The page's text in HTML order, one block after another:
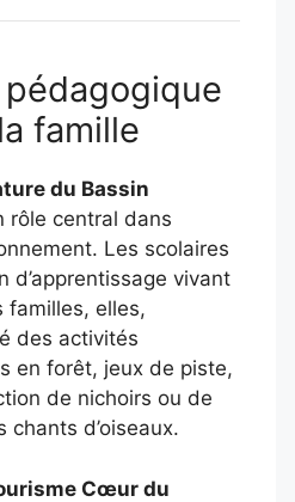
famille
du Bassin
rôle central dans
Les scolaires
d’apprentissage vivant
familles, elles,
des activités
en forêt, jeux de piste,
de nichoirs ou de
chants d’oiseaux.
Cœur du